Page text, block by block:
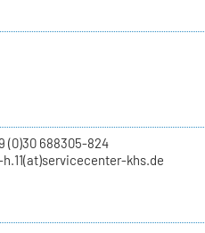
(0)30 688305-824
khs.de